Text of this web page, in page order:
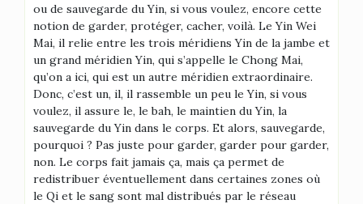
ou de sauvegarde du Yin, si vous voulez, encore cette
notion de garder, protéger, cacher, voilà. Le Yin Wei
Mai, il relie entre les trois méridiens Yin de la jambe et
un grand méridien Yin, qui s’appelle le Chong Mai,
qu’on a ici, qui est un autre méridien extraordinaire.
Donc, c’est un, il, il rassemble un peu le Yin, si vous
voulez, il assure le, le bah, le maintien du Yin, la
sauvegarde du Yin dans le corps. Et alors, sauvegarde,
pourquoi ? Pas juste pour garder, garder pour garder,
non. Le corps fait jamais ça, mais ça permet de
redistribuer éventuellement dans certaines zones où
le Qi et le sang sont mal distribués par le réseau